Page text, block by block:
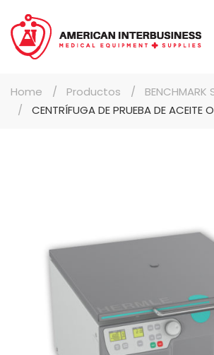
Home Productos
BENCHMARK
CENTRÍFUGA DE PRUEBA DE ACEITE